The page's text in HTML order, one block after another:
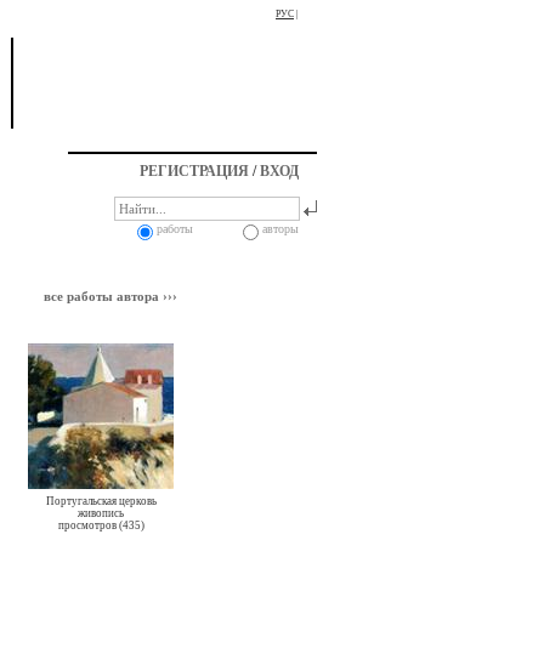
РУС
РЕГИСТРАЦИЯ /ВХОД
работы авторы
все работы автора ›››
Португальская церковь
живопись
просмотров (435)